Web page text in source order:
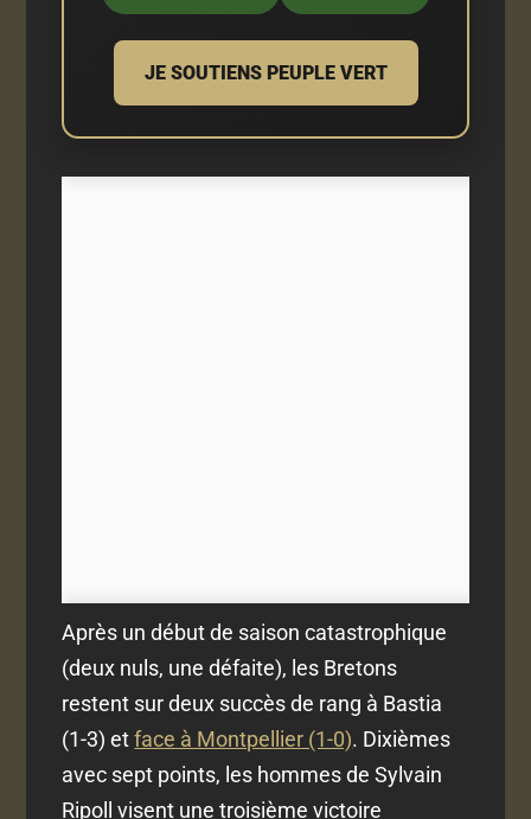
JE SOUTIENS PEUPLE VERT
Après un début de saison catastrophique
(deux nuls, une défaite), les Bretons
restent sur deux succès de rang à Bastia
(1-3) etface à Montpellier (1-0). Dixièmes
avec sept points, les hommes de Sylvain
Ripoll visent une troisième victoire